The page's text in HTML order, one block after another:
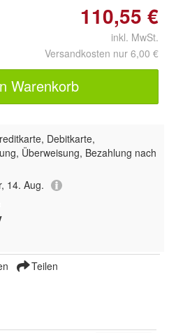
110,55 €
inkl. MwSt.
Versandkosten nur 6,00 €
Warenkorb
Debitkarte,
Überweisung, Bezahlung nach
14. Aug.
Teilen